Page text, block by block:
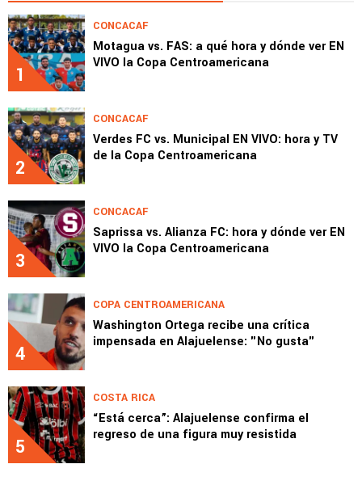
1
CONCACAF
Motagua vs. FAS: a qué hora y dónde ver EN
VIVO la Copa Centroamericana
2
CONCACAF
Verdes FC vs. Municipal EN VIVO: hora y TV
de la Copa Centroamericana
3
CONCACAF
Saprissa vs. Alianza FC: hora y dónde ver EN
VIVO la Copa Centroamericana
4
COPA CENTROAMERICANA
Washington Ortega recibe una crítica
impensada en Alajuelense: "No gusta"
5
COSTA RICA
“Está cerca”: Alajuelense confirma el
regreso de una figura muy resistida